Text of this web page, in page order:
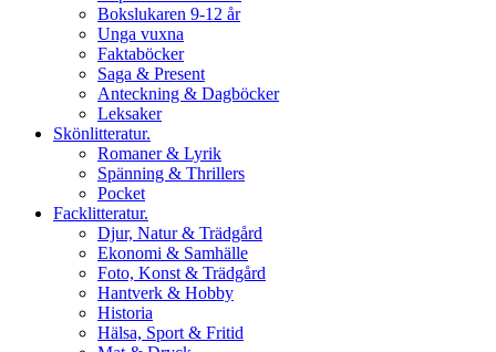
Bokslukaren 9-12 år
Unga vuxna
Faktaböcker
Saga & Present
Anteckning & Dagböcker
Leksaker
Skönlitteratur.
Romaner & Lyrik
Spänning & Thrillers
Pocket
Facklitteratur.
Djur, Natur & Trädgård
Ekonomi & Samhälle
Foto, Konst & Trädgård
Hantverk & Hobby
Historia
Hälsa, Sport & Fritid